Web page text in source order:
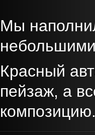
Мы
Красный
пейзаж, а
композицию.